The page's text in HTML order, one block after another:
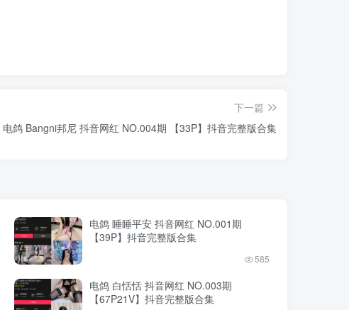
下一篇
电鸽 Bangni邦尼 抖音网红 NO.004期 【33P】抖音完整版合集
电鸽 睡睡平安 抖音网红 NO.001期
【39P】抖音完整版合集
585
电鸽 白恬恬 抖音网红 NO.003期
【67P21V】抖音完整版合集